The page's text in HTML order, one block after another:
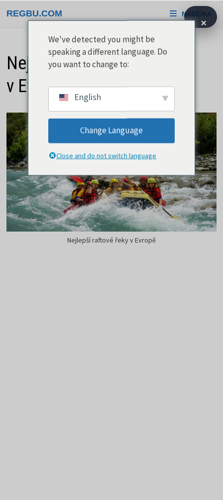
na
REGBU.COM NABÍDKA
Nejlepší raftové řeky
v Evropě
Nejlepší raftové řeky v Evropě
×
We've detected you might be
speaking a different language. Do
you want to change to:
English
Change Language
Close and do not switch language